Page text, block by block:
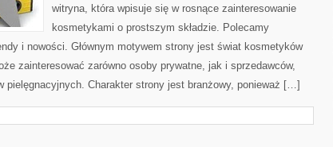
witryna, która wpisuje się w rosnące zainteresowanie
kosmetykami o prostszym składzie. Polecamy
i nowości. Głównym motywem strony jest świat kosmetyków
zainteresować zarówno osoby prywatne, jak i sprzedawców,
pielęgnacyjnych. Charakter strony jest branżowy, ponieważ […]